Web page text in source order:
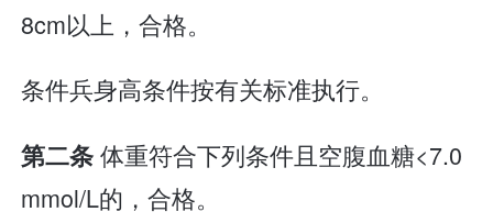
8cm以上，合格。
条件兵身高条件按有关标准执行。
第二条体重符合下列条件且空腹血糖<7.0
mmol/L的，合格。